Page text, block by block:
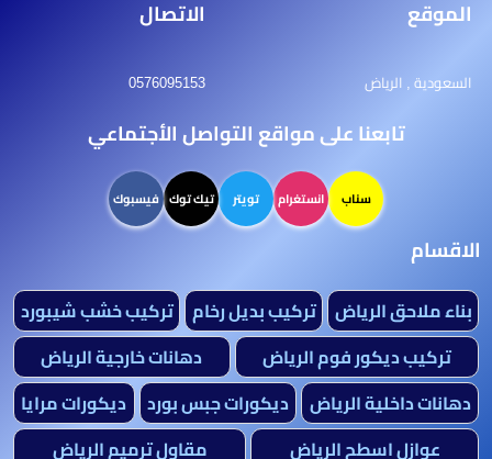
الموقع الاتصال
السعودية , الرياض 0576095153
تابعنا على مواقع التواصل الأجتماعي
سناب انستغرام تويتر تيك توك فيسبوك
الاقسام
بناء ملاحق الرياض تركيب بديل رخام تركيب خشب شيبورد
تركيب ديكور فوم الرياض
دهانات خارجية الرياض
دهانات داخلية الرياض
ديكورات جبس بورد
ديكورات مرايا
عوازل اسطح الرياض
مقاول ترميم الرياض